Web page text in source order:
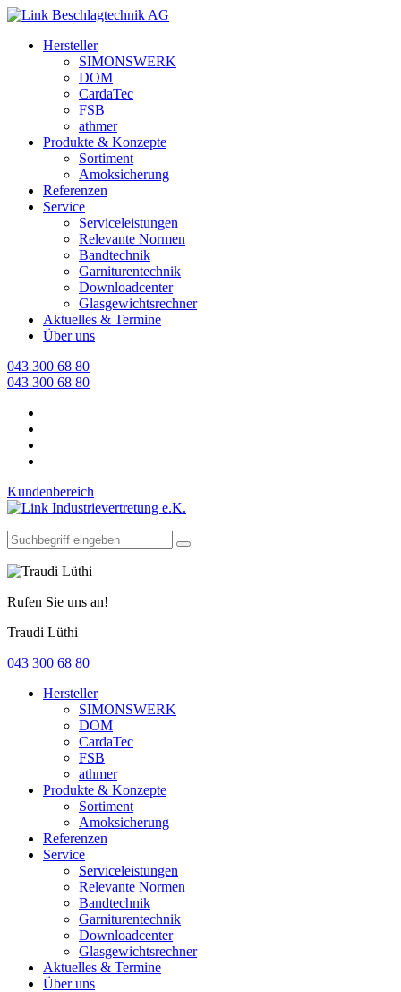
Hersteller
SIMONSWERK
DOM
CardaTec
FSB
athmer
Produkte & Konzepte
Sortiment
Amoksicherung
Referenzen
Service
Serviceleistungen
Relevante Normen
Bandtechnik
Garniturentechnik
Downloadcenter
Glasgewichtsrechner
Aktuelles & Termine
Über uns
043 300 68 80
043 300 68 80
Kundenbereich
Rufen Sie uns an!
Traudi Lüthi
043 300 68 80
Hersteller
SIMONSWERK
DOM
CardaTec
FSB
athmer
Produkte & Konzepte
Sortiment
Amoksicherung
Referenzen
Service
Serviceleistungen
Relevante Normen
Bandtechnik
Garniturentechnik
Downloadcenter
Glasgewichtsrechner
Aktuelles & Termine
Über uns
Cookie-Einstellungen